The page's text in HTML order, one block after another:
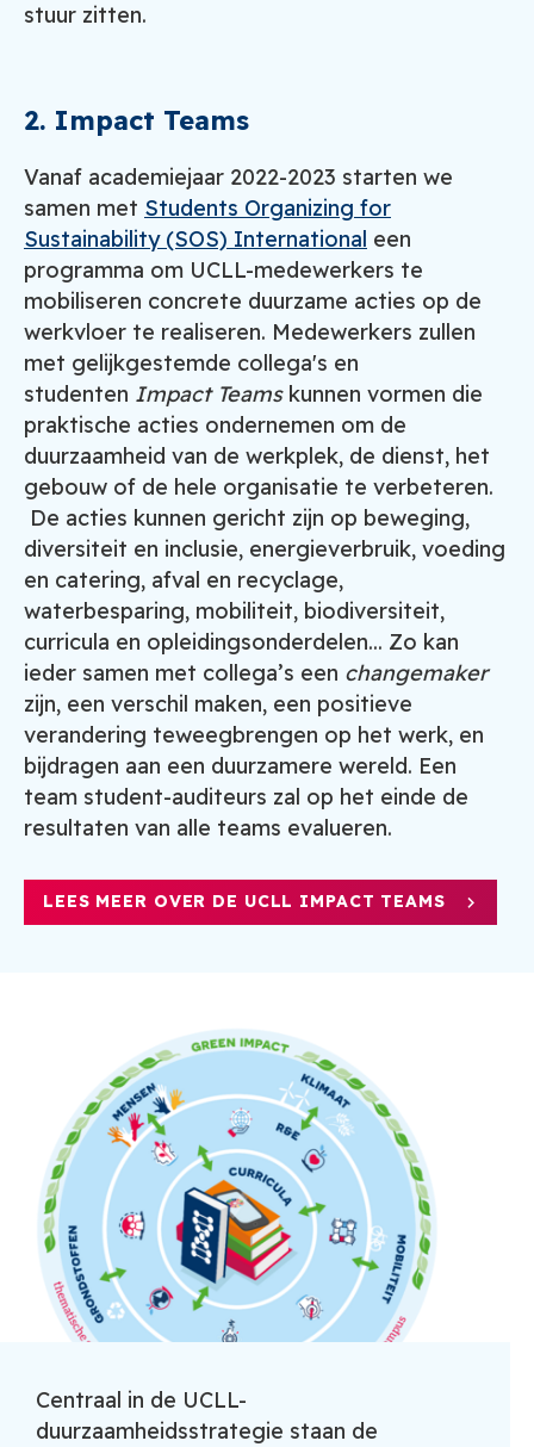
stuur zitten.
2. Impact Teams
Vanaf academiejaar 2022-2023 starten we
samen met Students Organizing for
Sustainability (SOS) International een
programma om UCLL-medewerkers te
mobiliseren concrete duurzame acties op de
werkvloer te realiseren. Medewerkers zullen
met gelijkgestemde collega's en
studenten Impact Teamskunnen vormen die
praktische acties ondernemen om de
duurzaamheid van de werkplek, de dienst, het
gebouw of de hele organisatie te verbeteren.
De acties kunnen gericht zijn op beweging,
diversiteit en inclusie, energieverbruik, voeding
en catering, afval en recyclage,
waterbesparing, mobiliteit, biodiversiteit,
curricula en opleidingsonderdelen... Zo kan
ieder samen met collega’s een changemaker
zijn, een verschil maken, een positieve
verandering teweegbrengen op het werk, en
bijdragen aan een duurzamere wereld. Een
team student-auditeurs zal op het einde de
resultaten van alle teams evalueren.
LEES MEER OVER DE UCLL IMPACT TEAMS
Centraal in de UCLL-
duurzaamheidsstrategie staan de